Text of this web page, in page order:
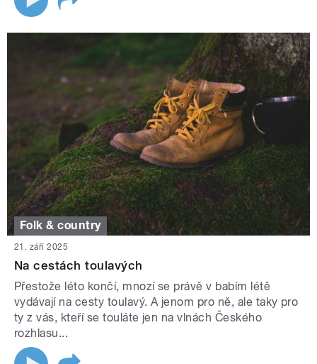
Folk & country
21. září 2025
Na cestách toulavých
Přestože léto končí, mnozí se právě v babím létě
vydávají na cesty toulavý. A jenom pro ně, ale taky pro
ty z vás, kteří se touláte jen na vlnách Českého
rozhlasu...